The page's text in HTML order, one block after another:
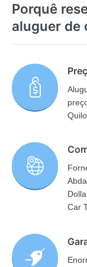
Porquê
aluguer de
Car